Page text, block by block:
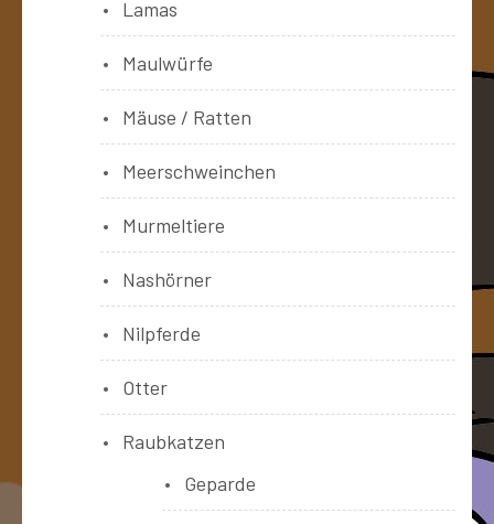
Lamas
Maulwürfe
Mäuse / Ratten
Meerschweinchen
Murmeltiere
Nashörner
Nilpferde
Otter
Raubkatzen
Geparde